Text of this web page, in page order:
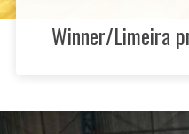
Winner/Limeira